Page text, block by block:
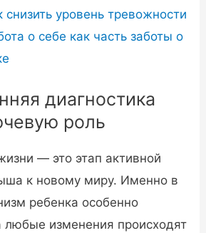
снизить уровень тревожности
о себе как часть заботы о
диагностика
роль
— это этап активной
к новому миру. Именно в
ребенка особенно
любые изменения происходят